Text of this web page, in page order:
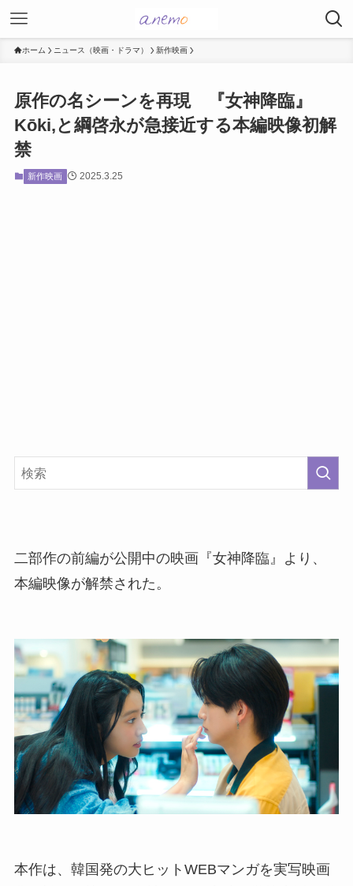
ホーム ニュース（映画・ドラマ） 新作映画
原作の名シーンを再現 『女神降臨』
Kōki,と綱啓永が急接近する本編映像初解
禁
新作映画 2025.3.25
二部作の前編が公開中の映画『女神降臨』より、
本編映像が解禁された。
本作は、韓国発の大ヒットWEBマンガを実写映画